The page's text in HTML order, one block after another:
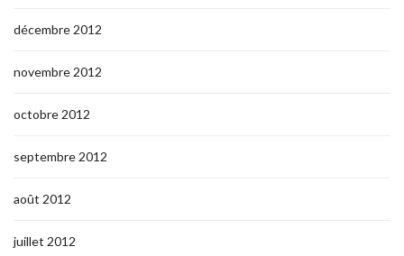
décembre 2012
novembre 2012
octobre 2012
septembre 2012
août 2012
juillet 2012